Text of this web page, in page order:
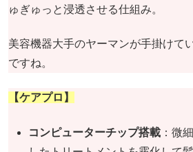
ゅぎゅっと浸透させる仕組み。
美容機器大手のヤーマンが手掛けて
ですね。
【ケアプロ】
コンピューターチップ搭載 ：微